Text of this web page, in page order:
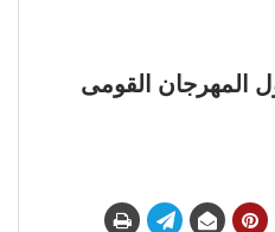
المهرجان القومى